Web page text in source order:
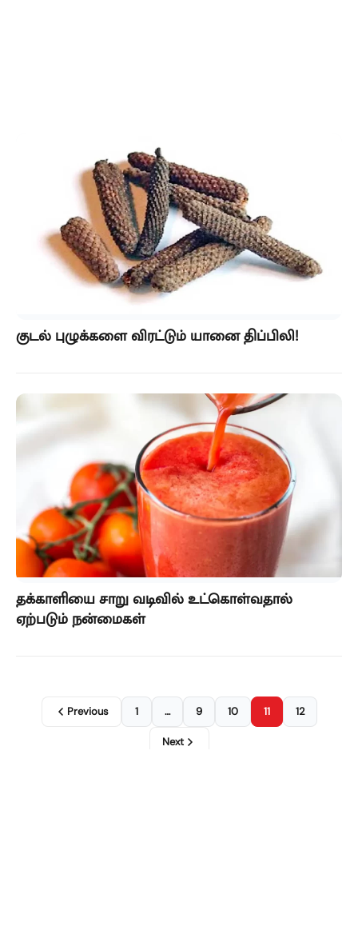
குடல் புழுக்களை விரட்டும் யானை திப்பிலி!
தக்காளியை சாறு வடிவில் உட்கொள்வதால்
ஏற்படும் நன்மைகள்
Previous 1 … 9 10 11 12
Next